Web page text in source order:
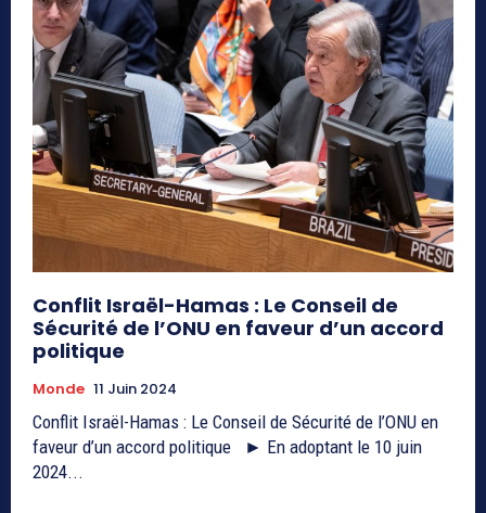
Conflit Israël-Hamas : Le Conseil de
Sécurité de l’ONU en faveur d’un accord
politique
Monde 11 Juin 2024
Conflit Israël-Hamas : Le Conseil de Sécurité de l’ONU en
faveur d’un accord politique ► En adoptant le 10 juin
2024...